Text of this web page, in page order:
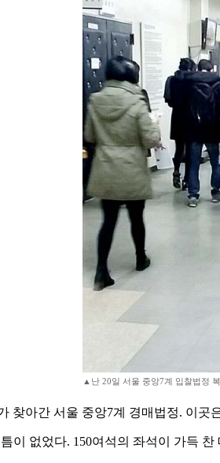
▲난 20일 서울 중앙7계 입찰법정
아간 서울 중앙7계 경매법정. 이곳
이 없었다. 150여석의 좌석이 가득